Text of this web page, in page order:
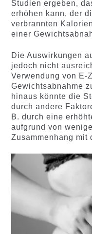
Studien ergeben,
erhöhen kann, der
verbrannten
einer
Die Auswirkungen
jedoch nicht
Verwendung von E-
Gewichtsabnahme
hinaus könnte die
durch andere
B. durch eine
aufgrund von
Zusammenhang mit